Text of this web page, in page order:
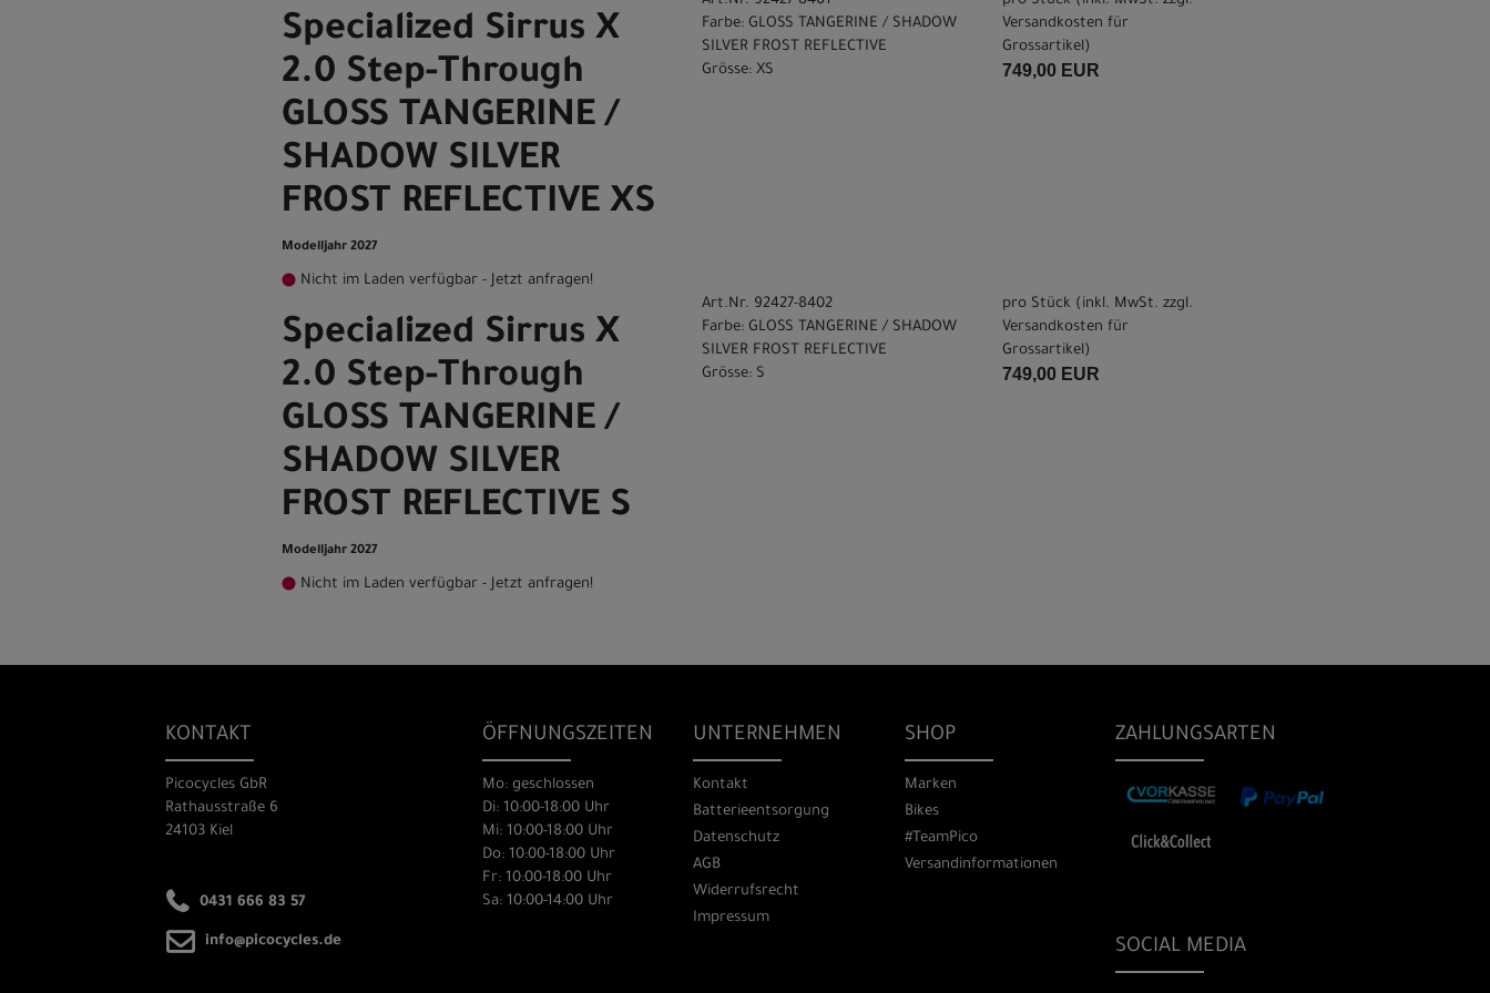
Specialized Sirrus X
2.0 Step-Through
GLOSS TANGERINE /
SHADOW SILVER
FROST REFLECTIVE XS
Modelljahr 2027
Nicht im Laden verfügbar - Jetzt anfragen!
Farbe: GLOSS TANGERINE / SHADOW
SILVER FROST REFLECTIVE
Grösse: XS
Versandkosten für
Grossartikel )
749,00 EUR
Specialized Sirrus X
2.0 Step-Through
GLOSS TANGERINE /
SHADOW SILVER
FROST REFLECTIVE S
Modelljahr 2027
Nicht im Laden verfügbar - Jetzt anfragen!
Art.Nr. 92427-8402
Farbe: GLOSS TANGERINE / SHADOW
SILVER FROST REFLECTIVE
Grösse: S
pro Stück (inkl. MwSt. zzgl.
Versandkosten für
Grossartikel )
749,00 EUR
KONTAKT
Picocycles GbR
Rathausstraße 6
24103 Kiel
0431 666 83 57
info@picocycles.de
ÖFFNUNGSZEITEN
Mo: geschlossen
Di: 10:00-18:00 Uhr
Mi: 10:00-18:00 Uhr
Do: 10:00-18:00 Uhr
Fr: 10:00-18:00 Uhr
Sa: 10:00-14:00 Uhr
UNTERNEHMEN
Kontakt
Batterieentsorgung
Datenschutz
AGB
Widerrufsrecht
Impressum
SHOP
Marken
Bikes
#TeamPico
Versandinformationen
ZAHLUNGSARTEN
SOCIAL MEDIA